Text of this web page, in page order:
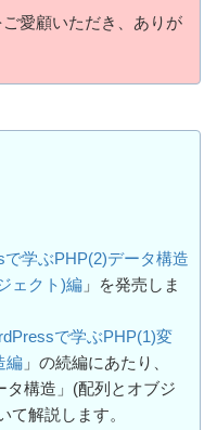
愛顧いただき、ありが
で学ぶPHP(2)データ構造
ェクト)編 」を発売しま
で学ぶPHP(1)変
編 」の続編にあたり、
タ構造」(配列とオブジ
て解説します。